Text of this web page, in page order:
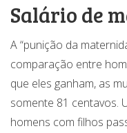
Salário de
A “punição da
comparação entre
que eles ganham, as
somente 81 centavos.
homens com filhos